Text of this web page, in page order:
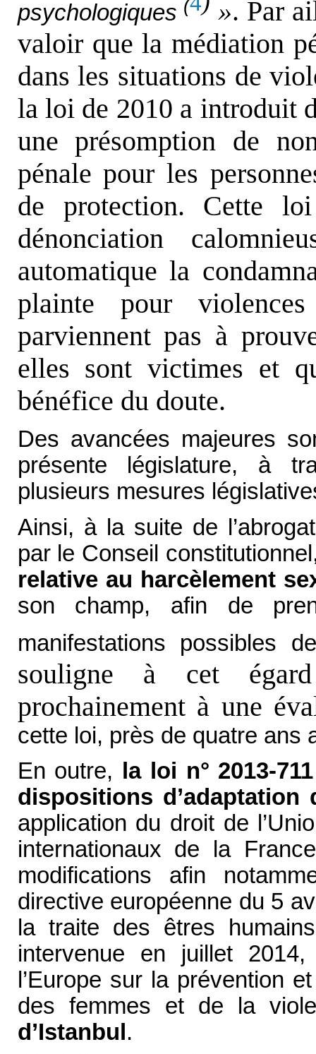
psychologiques ( ». Par
valoir que la médiation
dans les situations de
la loi de 2010 a introduit
une présomption de
pénale pour les
de protection. Cette
dénonciation
automatique la
plainte pour
parviennent pas à
elles sont victimes et
bénéfice du doute.
Des avancées majeures
présente législature, à
plusieurs mesures
Ainsi, à la suite de
par le Conseil
relative au harcèlement
son champ, afin de
manifestations possibles
souligne à cet
prochainement à une
cette loi, près de quatre ans
En outre,
la loi n° 2013-
dispositions
application du droit de
internationaux de la
modifications afin
directive européenne du 5
la traite des êtres
intervenue en juillet
l’Europe sur la prévention
des femmes et de la
d’Istanbul .